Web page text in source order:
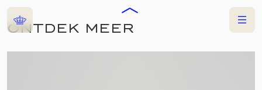
Home Menu
ONTDEK MEER